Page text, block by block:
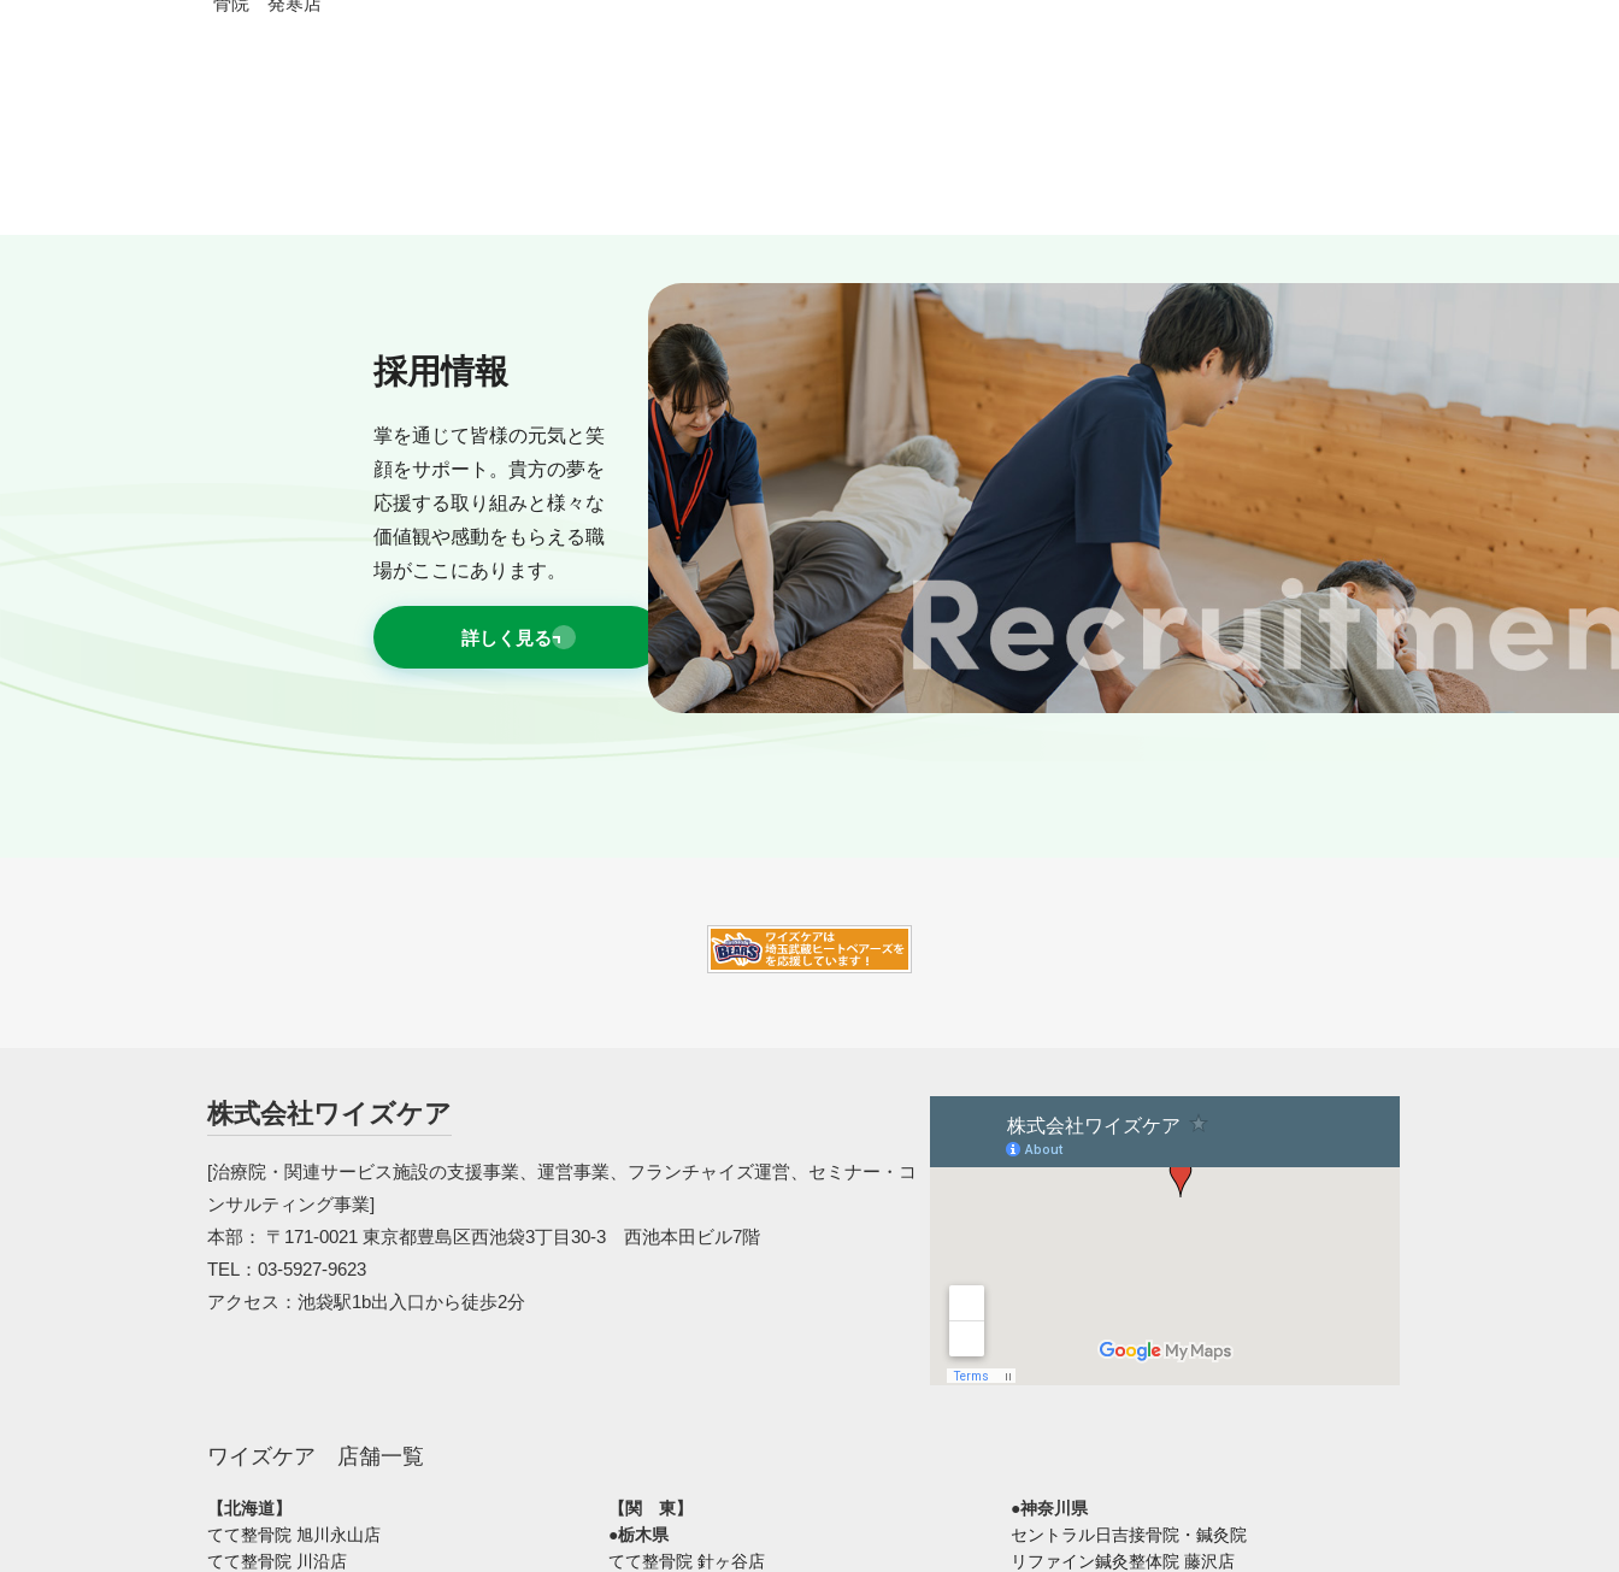
ナ
投
採用情報
掌を通じて皆様の元気と笑
顔をサポート。貴方の夢を
応援する取り組みと様々な
価値観や感動をもらえる職
場がここにあります。
詳しく見る
株式会社ワイズケア
[治療院・関連サービス施設の支援事業、運営事業、フランチャイズ運営、セミナー・コ
ンサルティング事業]
本部： 〒171-0021 東京都豊島区西池袋3丁目30-3 西池本田ビル7階
TEL： 03-5927-9623
アクセス： 池袋駅1b出入口から徒歩2分
ワイズケア 店舗一覧
【北海道】
てて整骨院 旭川永山店
てて整骨院 川沿店
【関 東】
●栃木県
てて整骨院 針ヶ谷店
●神奈川県
セントラル日吉接骨院・鍼灸院
リファイン鍼灸整体院 藤沢店